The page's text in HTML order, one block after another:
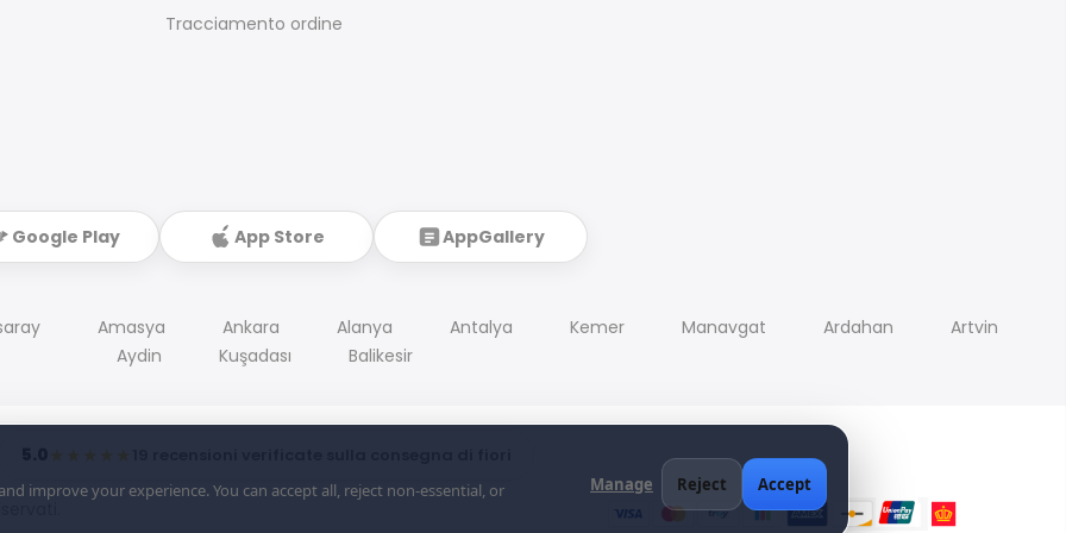
improve your experience. You can accept all, reject non-essential, or
Manage Reject Accept
Tracciamento ordine
Google Play App Store AppGallery
Amasya Ankara Alanya Antalya Kemer Manavgat Ardahan
Artvin
Aydin
Kuşadası Balikesir
★★★★★